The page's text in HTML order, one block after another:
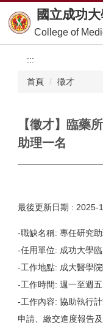
到
主
要
國立成功
College of
:::
首頁 徵才
【徵才】臨藥
助理一名
最後更新日期 : 2025-
-職缺名稱: 專任研究
-任用單位: 成功大學
-工作地點: 成大醫學
-工作時間: 週一至週
-工作內容: 協助執行
申請、繳交進度報告